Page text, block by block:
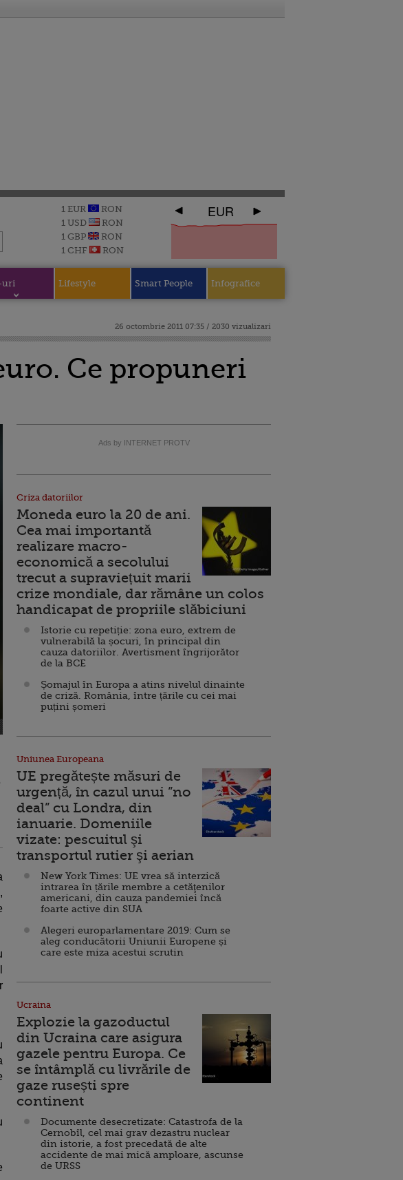
1 EUR
RON
1 USD
RON
1 GBP
RON
1 CHF
RON
EUR
uri Lifestyle Smart People Infografice
26 octombrie 2011 07:35 / 2030 vizualizari
Ce propuneri
Ads by INTERNET PROTV
Criza datoriilor
Moneda euro la 20 de ani.
Cea mai importantă
realizare macro-
economică a secolului
trecut a supraviețuit marii
crize mondiale, dar rămâne un colos
handicapat de propriile slăbiciuni
Istorie cu repetiție: zona euro, extrem de
vulnerabilă la șocuri, în principal din
cauza datoriilor. Avertisment îngrijorător
de la BCE
Șomajul în Europa a atins nivelul dinainte
de criză. România, între țările cu cei mai
puțini șomeri
Uniunea Europeana
UE pregătește măsuri de
urgență, în cazul unui ”no
deal” cu Londra, din
ianuarie. Domeniile
vizate: pescuitul şi
transportul rutier şi aerian
New York Times: UE vrea să interzică
intrarea în țările membre a cetăţenilor
americani, din cauza pandemiei încă
foarte active din SUA
Alegeri europarlamentare 2019: Cum se
aleg conducătorii Uniunii Europene și
care este miza acestui scrutin
Ucraina
Explozie la gazoductul
din Ucraina care asigura
gazele pentru Europa. Ce
se întâmplă cu livrările de
gaze rusești spre
continent
Documente desecretizate: Catastrofa de la
Cernobîl, cel mai grav dezastru nuclear
din istorie, a fost precedată de alte
accidente de mai mică amploare, ascunse
de URSS